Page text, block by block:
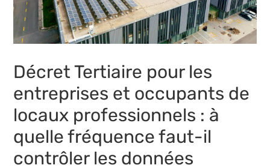
Décret Tertiaire pour les
entreprises et occupants de
locaux professionnels : à
quelle fréquence faut-il
contrôler les données